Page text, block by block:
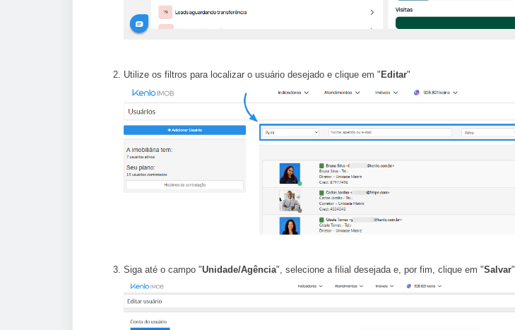
Utilize os filtros para localizar o usuário desejado e clique em "Editar"
Siga até o campo "Unidade/Agência", selecione a filial desejada e, por fim, clique em "Salvar".